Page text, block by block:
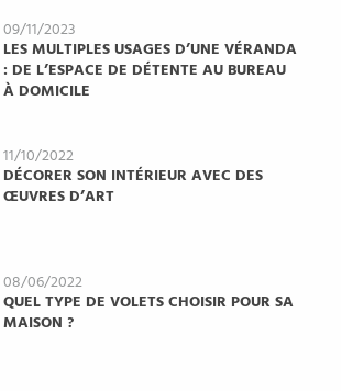
09/11/2023
LES MULTIPLES USAGES D’UNE VÉRANDA
: DE L’ESPACE DE DÉTENTE AU BUREAU
À DOMICILE
11/10/2022
DÉCORER SON INTÉRIEUR AVEC DES
ŒUVRES D’ART
08/06/2022
QUEL TYPE DE VOLETS CHOISIR POUR SA
MAISON ?